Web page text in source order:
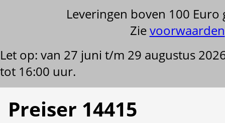
Leveringen boven 100
Zievoorwaarden
Let op: van 27 juni t/m 29 augustus
tot 16:00 uur.
Preiser 14415